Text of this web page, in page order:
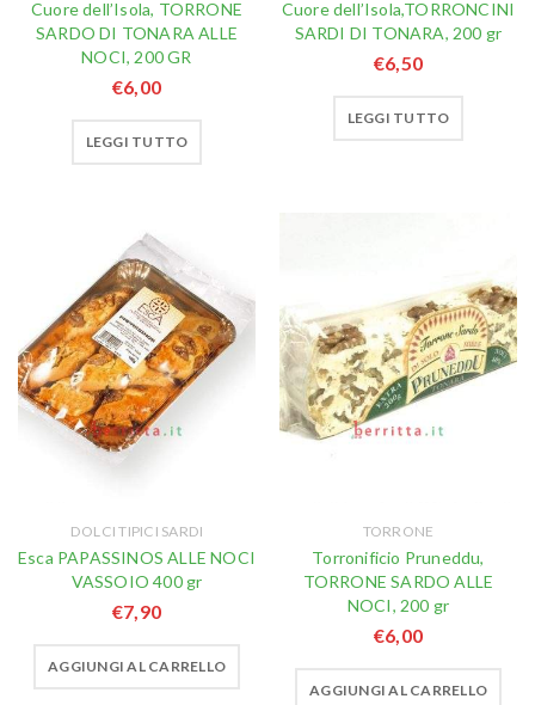
Cuore dell’Isola, TORRONE
SARDO DI TONARA ALLE
NOCI, 200 GR
€6,00
LEGGI TUTTO
Cuore dell’Isola,TORRONCINI
SARDI DI TONARA, 200 gr
€6,50
LEGGI TUTTO
DOLCI TIPICI SARDI
Esca PAPASSINOS ALLE NOCI
VASSOIO 400 gr
€7,90
AGGIUNGI AL CARRELLO
TORRONE
Torronificio Pruneddu,
TORRONE SARDO ALLE
NOCI, 200 gr
€6,00
AGGIUNGI AL CARRELLO